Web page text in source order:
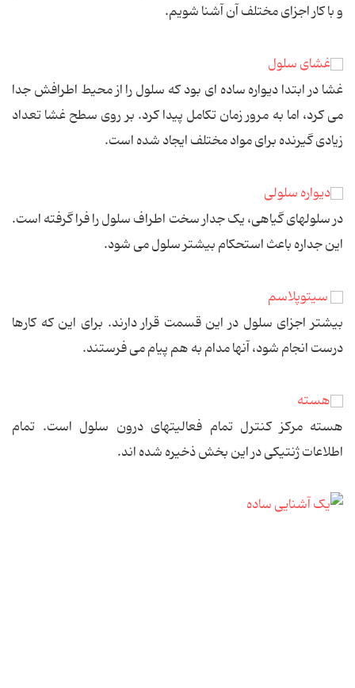
و با کار اجزای مختلف آن آشنا شویم.
غشای سلول
غشا در ابتدا دیواره ساده ای بود که سلول را از محیط اطرافش جدا
می کرد، اما به مرور زمان تکامل پیدا کرد. بر روی سطح غشا تعداد
زیادی گیرنده برای مواد مختلف ایجاد شده است.
دیواره سلولی
در سلولهای گیاهی، یک جدار سخت اطراف سلول را فرا گرفته است.
این جداره باعث استحکام بیشتر سلول می شود.
سیتوپلاسم
بیشتر اجزای سلول در این قسمت قرار دارند. برای این که کارها
درست انجام شود، آنها مدام به هم پیام می فرستند.
هسته
هسته مرکز کنترل تمام فعالیتهای درون سلول است. تمام
اطلاعات ژنتیکی در این بخش ذخیره شده اند.